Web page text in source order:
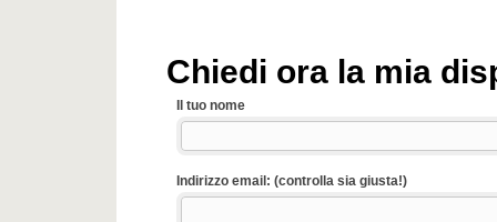
Chiedi ora la mia